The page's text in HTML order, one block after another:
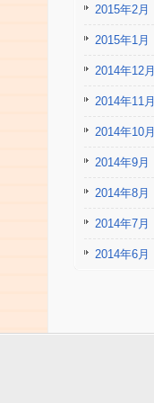
2015年2月
2015年1月
2014年12月
2014年11月
2014年10月
2014年9月
2014年8月
2014年7月
2014年6月